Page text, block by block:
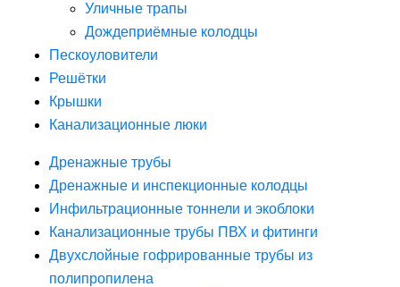
Уличные трапы
Дождеприёмные колодцы
Пескоуловители
Решётки
Крышки
Канализационные люки
Дренажные трубы
Дренажные и инспекционные колодцы
Инфильтрационные тоннели и экоблоки
Канализационные трубы ПВХ и фитинги
Двухслойные гофрированные трубы из
полипропилена